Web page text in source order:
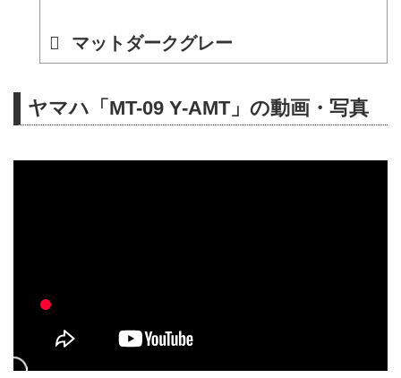
マットダークグレー
ヤマハ「MT-09 Y-AMT」の動画・写真